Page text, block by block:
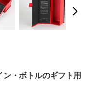
・ボトルのギフト用